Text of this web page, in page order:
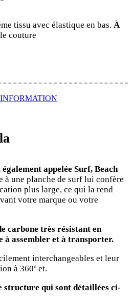
tissu avec élastique en bas. À
couture
appelée Surf, Beach
à une planche de surf lui confère
plus large, ce qui la rend
votre marque ou votre
carbone très résistant en
à assembler et à transporter.
interchangeables et leur
à 360º et.
structure qui sont détaillées ci-